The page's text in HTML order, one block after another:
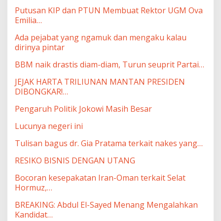
Putusan KIP dan PTUN Membuat Rektor UGM Ova
Emilia…
Ada pejabat yang ngamuk dan mengaku kalau
dirinya pintar
BBM naik drastis diam-diam, Turun seuprit Partai…
JEJAK HARTA TRILIUNAN MANTAN PRESIDEN
DIBONGKAR!…
Pengaruh Politik Jokowi Masih Besar
Lucunya negeri ini
Tulisan bagus dr. Gia Pratama terkait nakes yang…
RESIKO BISNIS DENGAN UTANG
Bocoran kesepakatan Iran-Oman terkait Selat
Hormuz,…
BREAKING: Abdul El-Sayed Menang Mengalahkan
Kandidat…